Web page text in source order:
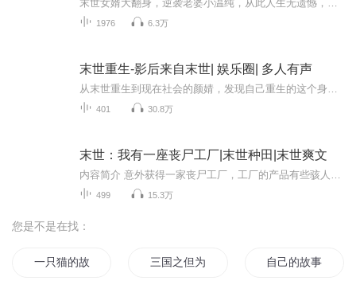
1976 6.3万
末世重生-影后来自末世| 娱乐圈| 多人有声
401 30.8万
末世：我有一座丧尸工厂|末世种田|末世爽文
499 15.3万
您是不是在找：
一只猫的故事 三国之但为君故 自己的故事